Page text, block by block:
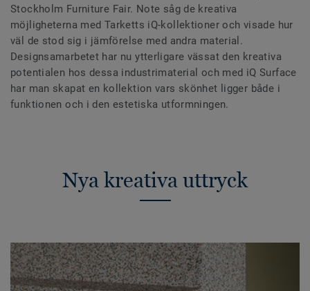
Stockholm Furniture Fair. Note såg de kreativa
möjligheterna med Tarketts iQ-kollektioner och visade hur
väl de stod sig i jämförelse med andra material.
Designsamarbetet har nu ytterligare vässat den kreativa
potentialen hos dessa industrimaterial och med iQ Surface
har man skapat en kollektion vars skönhet ligger både i
funktionen och i den estetiska utformningen.
Nya kreativa uttryck